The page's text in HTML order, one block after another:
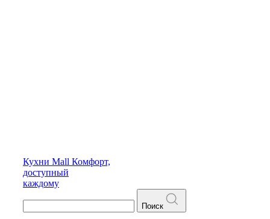
Кухни Mall Комфорт,
доступный
каждому
Поиск